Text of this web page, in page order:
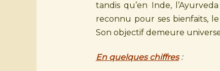
tandis qu’en Inde,
reconnu pour ses bienfaits,
Son objectif demeure
En quelques chiffres: